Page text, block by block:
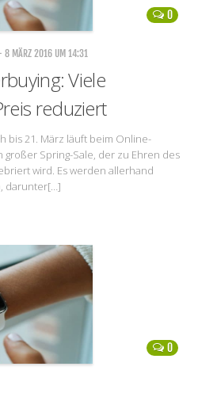
0
MÄRZ 2016 UM 14:31
Viele
reduziert
bis 21. März läuft beim Online-
Spring-Sale, der zu Ehren des
wird. Es werden allerhand
darunter[…]
0